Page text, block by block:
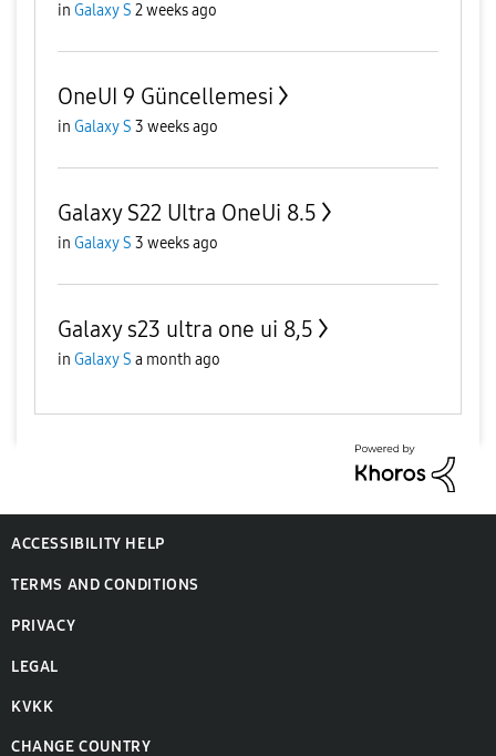
in Galaxy S 2 weeks ago
OneUI 9 Güncellemesi
in Galaxy S 3 weeks ago
Galaxy S22 Ultra OneUi 8.5
in Galaxy S 3 weeks ago
Galaxy s23 ultra one ui 8,5
in Galaxy S a month ago
ACCESSIBILITY HELP
TERMS AND CONDITIONS
PRIVACY
LEGAL
KVKK
CHANGE COUNTRY